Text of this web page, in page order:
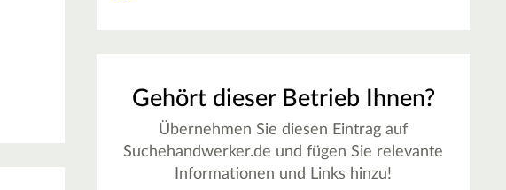
Gehört dieser Betrieb Ihnen?
Übernehmen Sie diesen Eintrag auf
Suchehandwerker.de und fügen Sie relevante
Informationen und Links hinzu!